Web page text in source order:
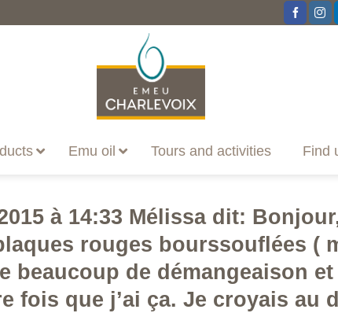
Emu oil Tours and activities Find
à 14:33 Mélissa dit:
rouges bourssouflées (
beaucoup de démangeaison et
fois que j’ai ça. Je croyais au